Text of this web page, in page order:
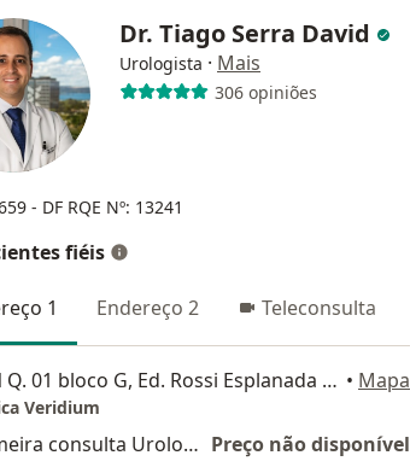
Dr. Tiago Serra David
Urologista · Mais
306 opiniões
- DF RQE Nº: 13241
fiéis
1 Endereço 2 Teleconsulta
SCN Q. 01 bloco G, Ed. Rossi Esplanada Business, sala 712, Brasília • Mapa
Veridium
Primeira consulta Urologia Preço não disponível